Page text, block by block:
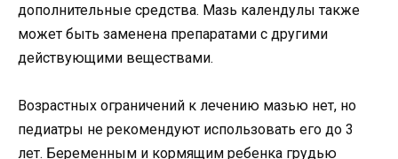
дополнительные средства. Мазь календулы также
может быть заменена препаратами с другими
действующими веществами.
Возрастных ограничений к лечению мазью нет, но
педиатры не рекомендуют использовать его до 3
лет. Беременным и кормящим ребенка грудью